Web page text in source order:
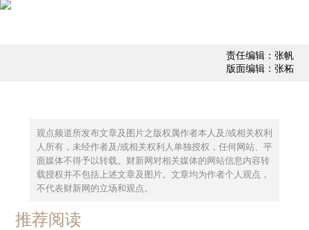
责任编辑：张帆
版面编辑：张柘
观点频道所发布文章及图片之版权属作者本人及/或相关权利
人所有，未经作者及/或相关权利人单独授权，任何网站、平
面媒体不得予以转载。财新网对相关媒体的网站信息内容转
载授权并不包括上述文章及图片。文章均为作者个人观点，
不代表财新网的立场和观点。
推荐阅读